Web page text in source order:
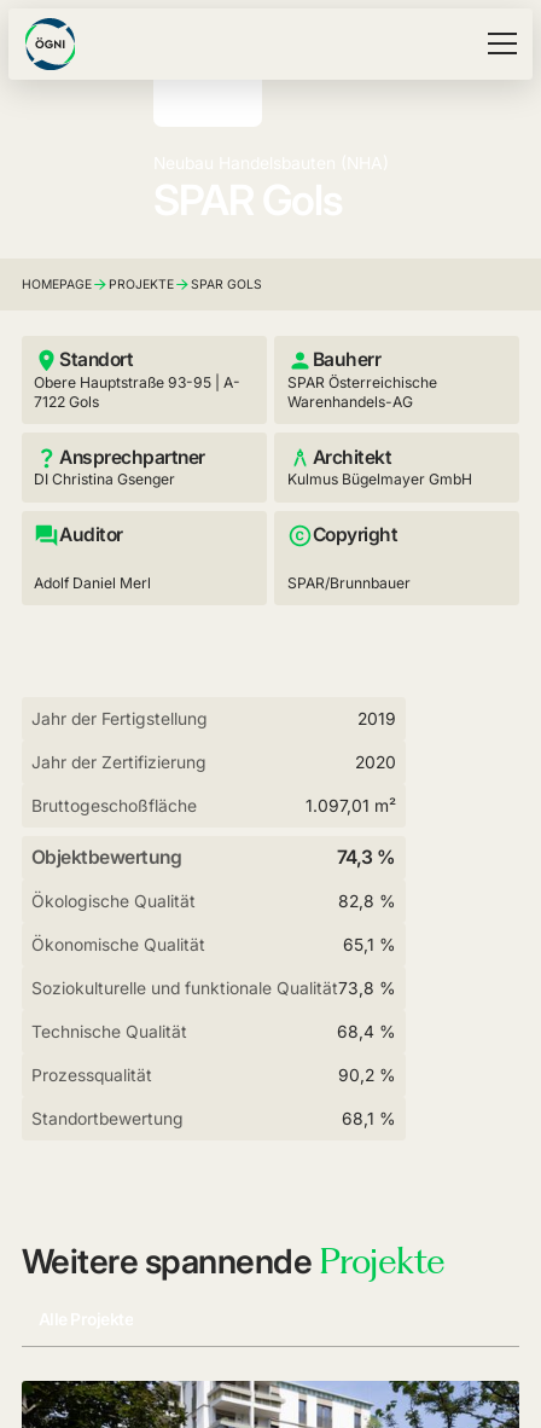
HOMEPAGE PROJEKTE SPAR GOLS
Standort
Obere Hauptstraße 93-95 | A-
7122 Gols
Bauherr
SPAR Österreichische
Warenhandels-AG
Ansprechpartner
DI Christina Gsenger
Architekt
Kulmus Bügelmayer GmbH
Auditor
Adolf Daniel Merl
Copyright
SPAR/Brunnbauer
Jahr der Fertigstellung 2019
Jahr der Zertifizierung 2020
Bruttogeschoßfläche 1.097,01 m²
Objektbewertung 74,3 %
Ökologische Qualität 82,8 %
Ökonomische Qualität 65,1 %
Soziokulturelle und funktionale Qualität73,8 %
Technische Qualität 68,4 %
Prozessqualität 90,2 %
Standortbewertung 68,1 %
Weitere spannende Projekte